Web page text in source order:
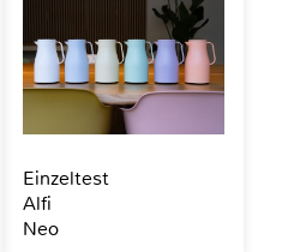
Einzeltest
Alfi
Neo